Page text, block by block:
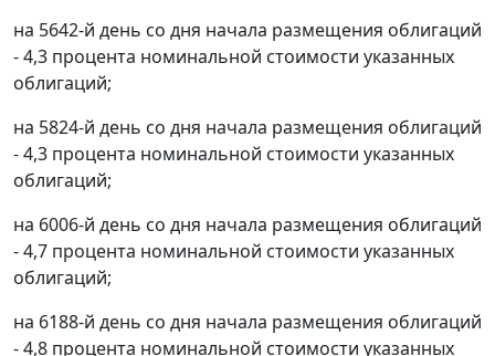
на 5642-й день со дня начала размещения облигаций
- 4,3 процента номинальной стоимости указанных
облигаций;
на 5824-й день со дня начала размещения облигаций
- 4,3 процента номинальной стоимости указанных
облигаций;
на 6006-й день со дня начала размещения облигаций
- 4,7 процента номинальной стоимости указанных
облигаций;
на 6188-й день со дня начала размещения облигаций
- 4,8 процента номинальной стоимости указанных